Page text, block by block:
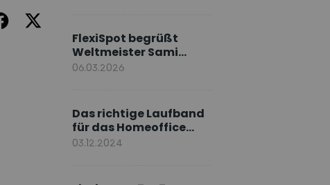
FlexiSpot begrüßt
Weltmeister Sami
Khedira als
06.03.2026
Das richtige Laufband
für das Homeoffice
wählen
03.12.2024